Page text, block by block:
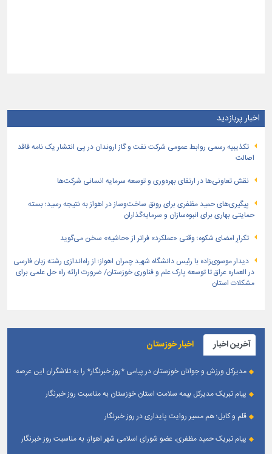
اخبار پربازدید
تكذیبیه رسمی روابط عمومی شركت نفت و گاز اروندان در پی انتشار یک نامه فاقد
اصالت
نقش تعاونی‌ها در ارتقای بهره‌وری و توسعه سرمایه انسانی شرکت‌ها
پیگیری‌های حمید مظفری برای رونق ساخت‌وساز در اهواز به نتیجه رسید؛ بسته
حمایتی بهاری برای انبوه‌سازان و سرمایه‌گذاران
تکرارِ امضای شکوه؛ وقتی «عملکرد» فراتر از «حاشیه» سخن می‌گوید
دیدار موسوی‌زاده با رئیس دانشگاه شهید چمران اهواز؛ از راه‌اندازی رشته زبان فارسی
در العماره عراق تا توسعه پارک علم و فناوری خوزستان/ ضرورت ارائه راه حل علمی برای
مشکلات استان
آخرین اخبار اخبار خوزستان
مدیرکل ورزش و جوانان خوزستان در پیامی *روز خبرنگار* را به تلاشگران این عرصه
پیام تبریک مدیرکل بیمه سلامت استان خوزستان به مناسبت روز خبرنگار
قلم و کابل؛ هم مسیر روایت پایداری در روز خبرنگار
پیام تبریک حمید مظفری، عضو شورای اسلامی شهر اهواز، به مناسبت روز خبرنگار